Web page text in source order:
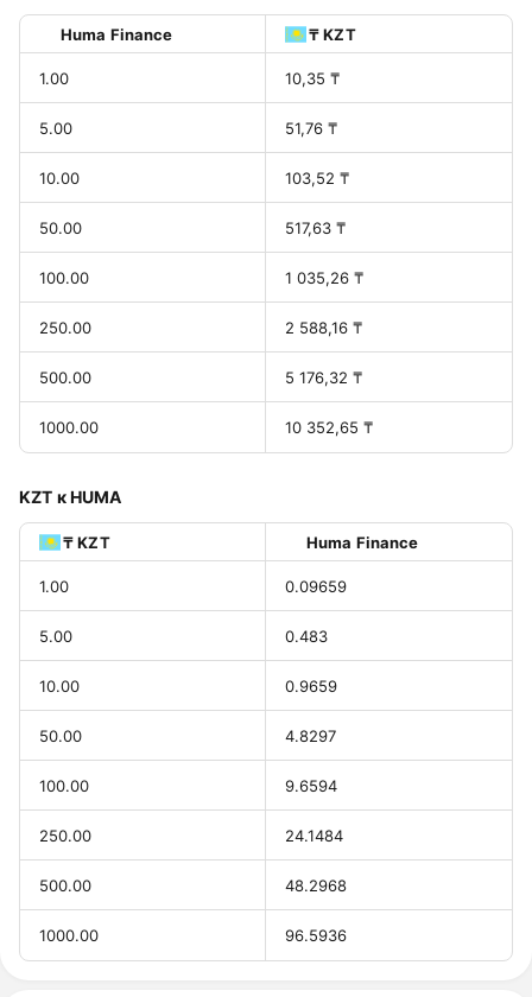
Huma Finance ₸ KZT
1.00 10,35 ₸
5.00 51,76 ₸
10.00 103,52 ₸
50.00 517,63 ₸
100.00 1 035,26 ₸
250.00 2 588,16 ₸
500.00 5 176,32 ₸
1000.00 10 352,65 ₸
KZT к HUMA
₸ KZT Huma Finance
1.00 0.09659
5.00 0.483
10.00 0.9659
50.00 4.8297
100.00 9.6594
250.00 24.1484
500.00 48.2968
1000.00 96.5936